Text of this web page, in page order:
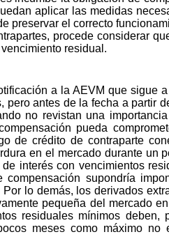
aplicar las medidas
preservar el correcto
procede considerar
residual.
a la AEVM que sigue
antes de la fecha a partir
no revistan una
pueda
de crédito de contraparte
en el mercado durante un
interés con vencimientos
supondría
lo demás, los derivados
pequeña del mercado
residuales mínimos
meses como máximo